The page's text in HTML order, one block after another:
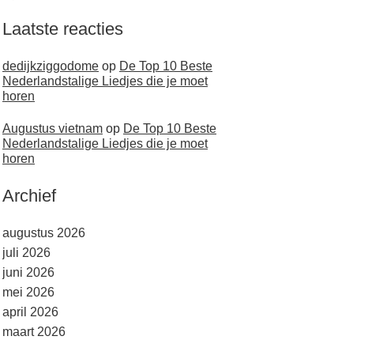
Laatste reacties
dedijkziggodome op De Top 10 Beste
Nederlandstalige Liedjes die je moet
horen
Augustus vietnam op De Top 10 Beste
Nederlandstalige Liedjes die je moet
horen
Archief
augustus 2026
juli 2026
juni 2026
mei 2026
april 2026
maart 2026